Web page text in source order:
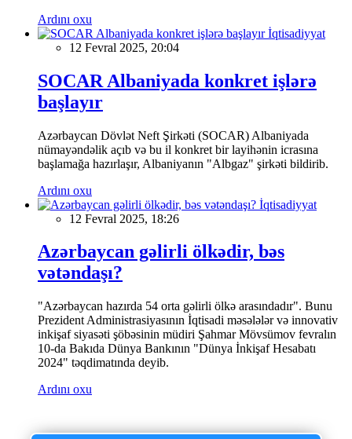
Ardını oxu
İqtisadiyyat
12 Fevral 2025, 20:04
SOCAR Albaniyada konkret işlərə
başlayır
Azərbaycan Dövlət Neft Şirkəti (SOCAR) Albaniyada
nümayəndəlik açıb və bu il konkret bir layihənin icrasına
başlamağa hazırlaşır, Albaniyanın "Albgaz" şirkəti bildirib.
Ardını oxu
İqtisadiyyat
12 Fevral 2025, 18:26
Azərbaycan gəlirli ölkədir, bəs
vətəndaşı?
"Azərbaycan hazırda 54 orta gəlirli ölkə arasındadır". Bunu
Prezident Administrasiyasının İqtisadi məsələlər və innovativ
inkişaf siyasəti şöbəsinin müdiri Şahmar Mövsümov fevralın
10-da Bakıda Dünya Bankının "Dünya İnkişaf Hesabatı
2024" təqdimatında deyib.
Ardını oxu